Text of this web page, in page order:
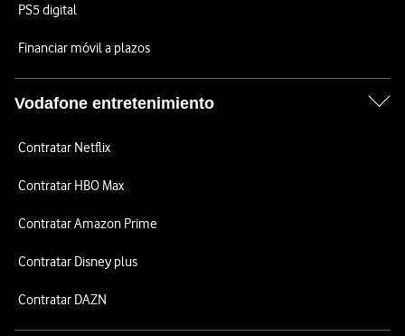
PS5 digital
Financiar móvil a plazos
Vodafone entretenimiento
Contratar Netflix
Contratar HBO Max
Contratar Amazon Prime
Contratar Disney plus
Contratar DAZN